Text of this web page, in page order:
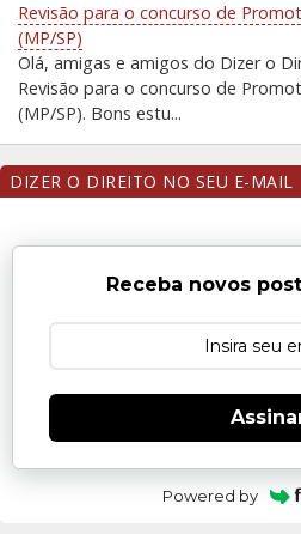
Revisão para o concurso de
(MP/SP)
Olá, amigas e amigos do Dizer o
Revisão para o concurso de
(MP/SP). Bons estu...
DIZER O DIREITO NO SEU E-MAIL
Receba novos
Powered by